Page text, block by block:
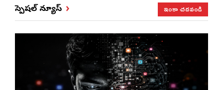
స్పెషల్ న్యూస్ ఇంకా చదవండి